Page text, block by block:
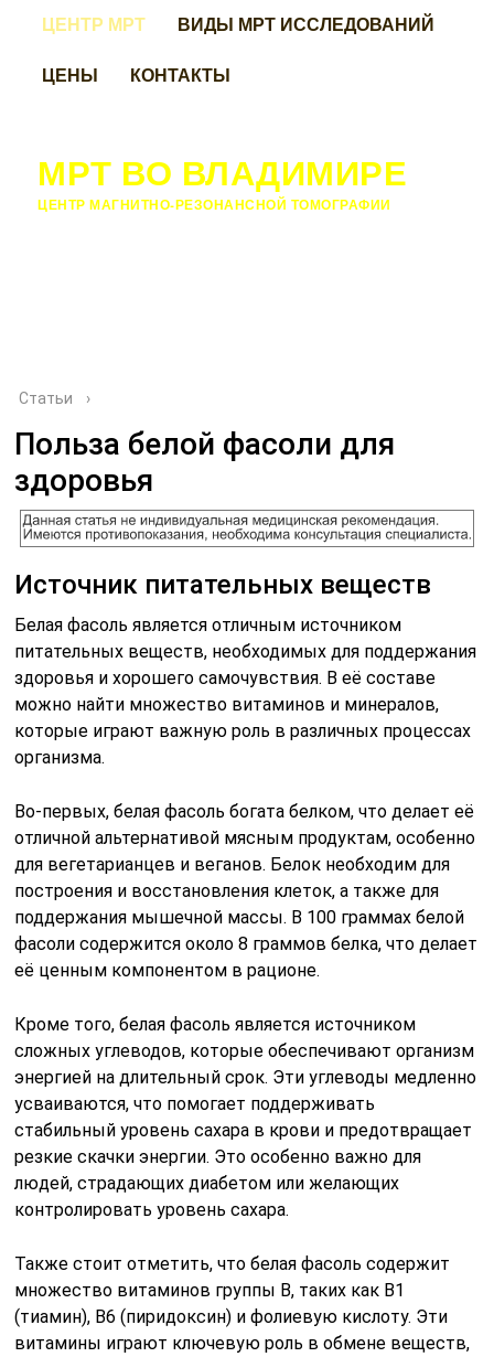
ЦЕНТР МРТ
ВИДЫ МРТ ИССЛЕДОВАНИЙ
ЦЕНЫ
КОНТАКТЫ
МРТ ВО ВЛАДИМИРЕ
ЦЕНТР МАГНИТНО-РЕЗОНАНСНОЙ ТОМОГРАФИИ
Статьи ›
Польза белой фасоли для
здоровья
Источник питательных веществ
Белая фасоль является отличным источником
питательных веществ, необходимых для поддержания
здоровья и хорошего самочувствия. В её составе
можно найти множество витаминов и минералов,
которые играют важную роль в различных процессах
организма.
Во-первых, белая фасоль богата белком, что делает её
отличной альтернативой мясным продуктам, особенно
для вегетарианцев и веганов. Белок необходим для
построения и восстановления клеток, а также для
поддержания мышечной массы. В 100 граммах белой
фасоли содержится около 8 граммов белка, что делает
её ценным компонентом в рационе.
Кроме того, белая фасоль является источником
сложных углеводов, которые обеспечивают организм
энергией на длительный срок. Эти углеводы медленно
усваиваются, что помогает поддерживать
стабильный уровень сахара в крови и предотвращает
резкие скачки энергии. Это особенно важно для
людей, страдающих диабетом или желающих
контролировать уровень сахара.
Также стоит отметить, что белая фасоль содержит
множество витаминов группы B, таких как B1
(тиамин), B6 (пиридоксин) и фолиевую кислоту. Эти
витамины играют ключевую роль в обмене веществ,